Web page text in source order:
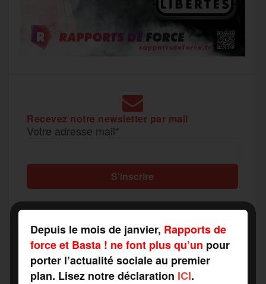
Recevez notre newsletter par mail
Votre adresse mail*
Depuis le mois de janvier, Rapports de
force et Basta ! ne font plus qu’un pour
porter l’actualité sociale au premier
plan. Lisez notre déclaration ICI.